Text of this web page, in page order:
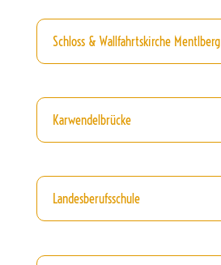
Schloss & Wallfahrtskirche Mentlberg
Karwendelbrücke
Landesberufsschule